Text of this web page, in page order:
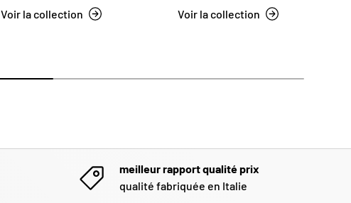
Voir la collection Voir la collection
meilleur rapport qualité prix
qualité fabriquée en Italie